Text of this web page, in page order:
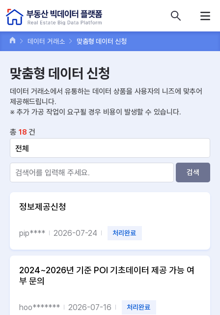
데이터 거래소 맞춤형 데이터 신청
맞춤형 데이터 신청
데이터 거래소에서 유통하는 데이터 상품을 사용자의 니즈에 맞추어
제공해드립니다.
※ 추가 가공 작업이 요구될 경우 비용이 발생할 수 있습니다.
총 18 건
검색
정보제공신청
pip**** 2026-07-24 처리완료
2024~2026년 기준 POI 기초데이터 제공 가능 여
부 문의
hoo******* 2026-07-16 처리완료